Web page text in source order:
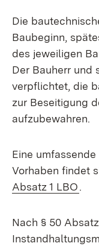
Die
Baubeginn,
des jeweiligen
Der Bauherr und
verpflichtet, die
zur Beseitigung
aufzubewahren.
Eine
Vorhaben findet
Absatz 1 LBO.
Nach § 50